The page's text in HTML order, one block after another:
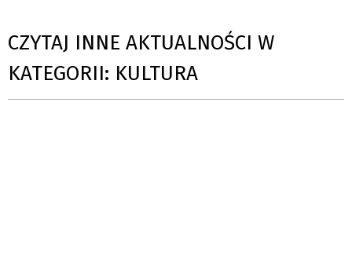
CZYTAJ INNE AKTUALNOŚCI W
KATEGORII: KULTURA